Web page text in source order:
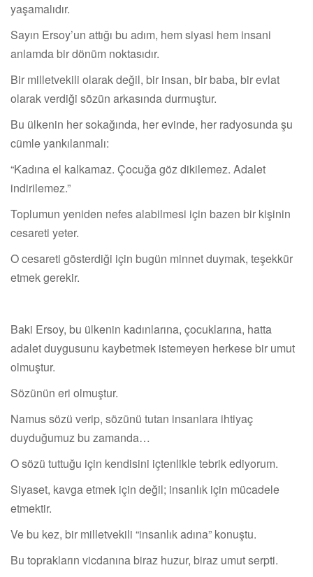
yaşamalıdır.
Sayın Ersoy’un attığı bu adım, hem siyasi hem insani
anlamda bir dönüm noktasıdır.
Bir milletvekili olarak değil, bir insan, bir baba, bir evlat
olarak verdiği sözün arkasında durmuştur.
Bu ülkenin her sokağında, her evinde, her radyosunda şu
cümle yankılanmalı:
“Kadına el kalkamaz. Çocuğa göz dikilemez. Adalet
indirilemez.”
Toplumun yeniden nefes alabilmesi için bazen bir kişinin
cesareti yeter.
O cesareti gösterdiği için bugün minnet duymak, teşekkür
etmek gerekir.
Baki Ersoy, bu ülkenin kadınlarına, çocuklarına, hatta
adalet duygusunu kaybetmek istemeyen herkese bir umut
olmuştur.
Sözünün eri olmuştur.
Namus sözü verip, sözünü tutan insanlara ihtiyaç
duyduğumuz bu zamanda…
O sözü tuttuğu için kendisini içtenlikle tebrik ediyorum.
Siyaset, kavga etmek için değil; insanlık için mücadele
etmektir.
Ve bu kez, bir milletvekili “insanlık adına” konuştu.
Bu toprakların vicdanına biraz huzur, biraz umut serpti.